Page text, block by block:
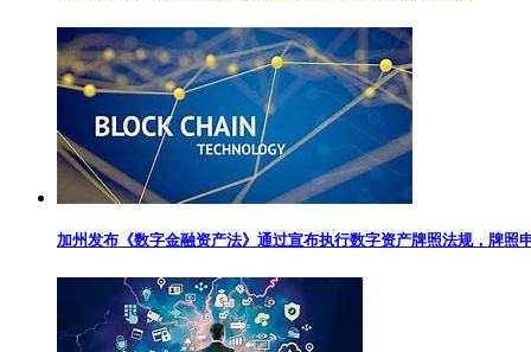
加州发布《数字金融资产法》通过宣布执行数字资产牌照法规，牌照